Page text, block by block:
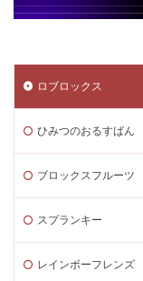
ロブロックス
ひみつのおるすばん
ブロックスフルーツ
スプランキー
レインボーフレンズ